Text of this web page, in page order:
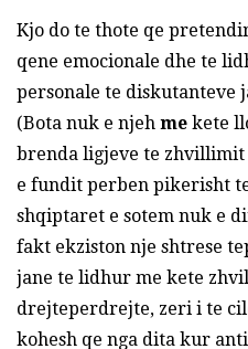
Kjo do te thote qe
qene emocionale dhe te
personale te
(Bota nuk e njeh me kete
brenda ligjeve te zhvillimit
e fundit perben pikerisht
shqiptaret e sotem nuk e
fakt ekziston nje shtrese
jane te lidhur me kete
drejteperdrejte, zeri i te
kohesh qe nga dita kur